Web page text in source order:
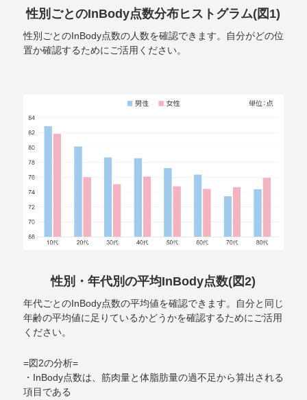
性別ごとのInBody点数分布ヒストグラム(図1)
性別ごとのInBody点数の人数を確認できます。自分がどの位
置か確認するためにご活用ください。
性別・年代別の平均InBody点数(図2)
年代ごとのInBody点数の平均値を確認できます。自分と同じ
年齢の平均値に足りているかどうかを確認するためにご活用
ください。
=図2の分析=
・InBody点数は、筋肉量と体脂肪量の過不足から算出される
項目である